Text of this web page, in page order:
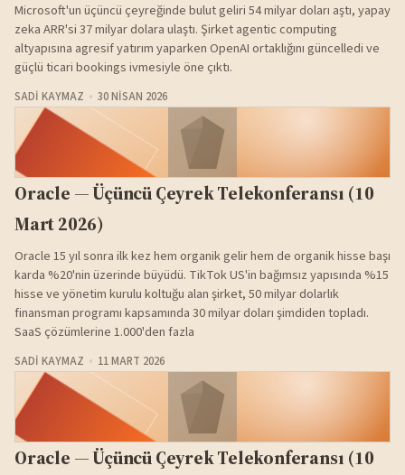
Microsoft'un üçüncü çeyreğinde bulut geliri 54 milyar doları aştı, yapay
zeka ARR'si 37 milyar dolara ulaştı. Şirket agentic computing
altyapısına agresif yatırım yaparken OpenAI ortaklığını güncelledi ve
güçlü ticari bookings ivmesiyle öne çıktı.
SADI KAYMAZ 30 NISAN 2026
Oracle — Üçüncü Çeyrek Telekonferansı (10
Mart 2026)
Oracle 15 yıl sonra ilk kez hem organik gelir hem de organik hisse başı
karda %20'nin üzerinde büyüdü. TikTok US'in bağımsız yapısında %15
hisse ve yönetim kurulu koltuğu alan şirket, 50 milyar dolarlık
finansman programı kapsamında 30 milyar doları şimdiden topladı.
SaaS çözümlerine 1.000'den fazla
SADI KAYMAZ 11 MART 2026
Oracle — Üçüncü Çeyrek Telekonferansı (10